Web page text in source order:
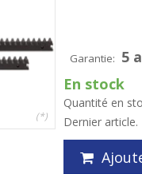
(*)
Garantie: 5
En stock
Quantité en
Dernier